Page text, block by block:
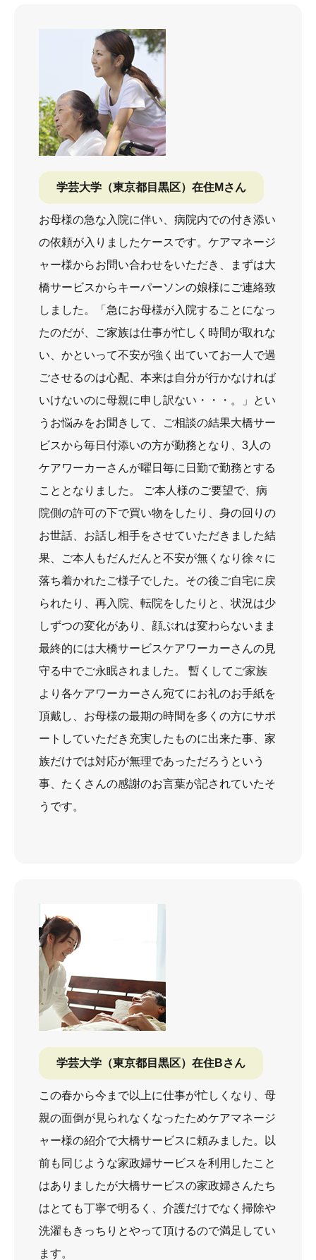
学芸大学（東京都目黒区）在住Mさん
お母様の急な入院に伴い、病院内での付き添い
の依頼が入りましたケースです。ケアマネージ
ャー様からお問い合わせをいただき、まずは大
橋サービスからキーパーソンの娘様にご連絡致
しました。「急にお母様が入院することになっ
たのだが、ご家族は仕事が忙しく時間が取れな
い、かといって不安が強く出ていてお一人で過
ごさせるのは心配、本来は自分が行かなければ
いけないのに母親に申し訳ない・・・。」とい
うお悩みをお聞きして、ご相談の結果大橋サー
ビスから毎日付添いの方が勤務となり、3人の
ケアワーカーさんが曜日毎に日勤で勤務とする
こととなりました。 ご本人様のご要望で、病
院側の許可の下で買い物をしたり、身の回りの
お世話、お話し相手をさせていただきました結
果、ご本人もだんだんと不安が無くなり徐々に
落ち着かれたご様子でした。その後ご自宅に戻
られたり、再入院、転院をしたりと、状況は少
しずつの変化があり、顔ぶれは変わらないまま
最終的には大橋サービスケアワーカーさんの見
守る中でご永眠されました。 暫くしてご家族
より各ケアワーカーさん宛てにお礼のお手紙を
頂戴し、お母様の最期の時間を多くの方にサポ
ートしていただき充実したものに出来た事、家
族だけでは対応が無理であっただろうという
事、たくさんの感謝のお言葉が記されていたそ
うです。
学芸大学（東京都目黒区）在住Bさん
この春から今まで以上に仕事が忙しくなり、母
親の面倒が見られなくなったためケアマネージ
ャー様の紹介で大橋サービスに頼みました。以
前も同じような家政婦サービスを利用したこと
はありましたが大橋サービスの家政婦さんたち
はとても丁寧で明るく、介護だけでなく掃除や
洗濯もきっちりとやって頂けるので満足してい
ます。